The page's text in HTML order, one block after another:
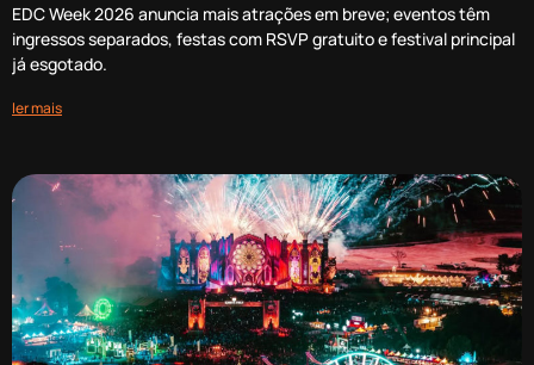
EDC Week 2026 anuncia mais atrações em breve; eventos têm
ingressos separados, festas com RSVP gratuito e festival principal
já esgotado.
ler mais